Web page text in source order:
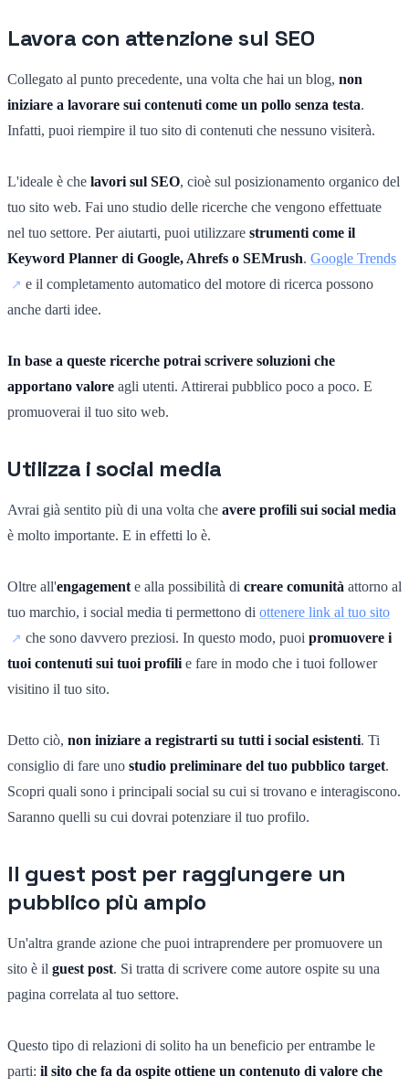
Lavora con attenzione sul SEO
Collegato al punto precedente, una volta che hai un blog, non
iniziare a lavorare sui contenuti come un pollo senza testa.
Infatti, puoi riempire il tuo sito di contenuti che nessuno visiterà.
L'ideale è che lavori sul SEO, cioè sul posizionamento organico del
tuo sito web. Fai uno studio delle ricerche che vengono effettuate
nel tuo settore. Per aiutarti, puoi utilizzare strumenti come il
Keyword Planner di Google, Ahrefs o SEMrush. Google Trends
e il completamento automatico del motore di ricerca possono
anche darti idee.
In base a queste ricerche potrai scrivere soluzioni che
apportano valore agli utenti. Attirerai pubblico poco a poco. E
promuoverai il tuo sito web.
Utilizza i social media
Avrai già sentito più di una volta che avere profili sui social media
è molto importante. E in effetti lo è.
Oltre all'engagement e alla possibilità di creare comunità attorno al
tuo marchio, i social media ti permettono di ottenere link al tuo sito
che sono davvero preziosi. In questo modo, puoi promuovere i
tuoi contenuti sui tuoi profili e fare in modo che i tuoi follower
visitino il tuo sito.
Detto ciò, non iniziare a registrarti su tutti i social esistenti. Ti
consiglio di fare uno studio preliminare del tuo pubblico target.
Scopri quali sono i principali social su cui si trovano e interagiscono.
Saranno quelli su cui dovrai potenziare il tuo profilo.
Il guest post per raggiungere un
pubblico più ampio
Un'altra grande azione che puoi intraprendere per promuovere un
sito è il guest post. Si tratta di scrivere come autore ospite su una
pagina correlata al tuo settore.
Questo tipo di relazioni di solito ha un beneficio per entrambe le
parti: il sito che fa da ospite ottiene un contenuto di valore che